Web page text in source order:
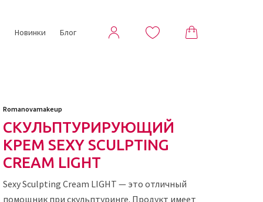
Новинки Блог
Romanovamakeup
СКУЛЬПТУРИРУЮЩИЙ
КРЕМ SEXY SCULPTING
CREAM LIGHT
Sexy Sculpting Cream LIGHT — это отличный
помощник при скульптуринге. Продукт имеет